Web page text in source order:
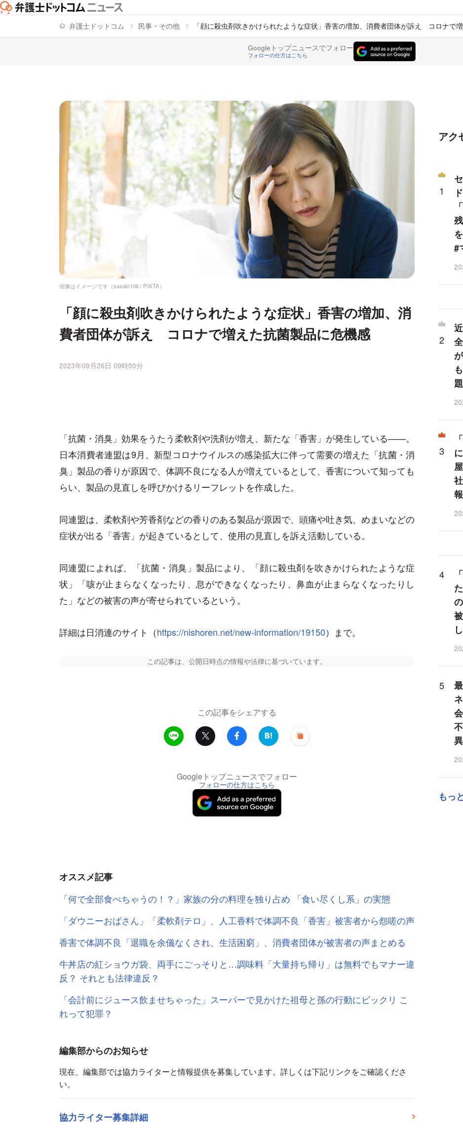
弁護士ドットコム 民事・その他 「顔に殺虫剤吹きかけられたような症状」香害の増加、消費者団体が訴え コロナで
Googleトップニュースでフォロー
フォローの仕方はこちら
画像はイメージです（sasaki106 / PIXTA）
「顔に殺虫剤吹きかけられたような症状」香害の増加、消
費者団体が訴え コロナで増えた抗菌製品に危機感
2023年09月26日 09時50分
「抗菌・消臭」効果をうたう柔軟剤や洗剤が増え、新たな「香害」が発生している——。
日本消費者連盟は9月、新型コロナウイルスの感染拡大に伴って需要の増えた「抗菌・消
臭」製品の香りが原因で、体調不良になる人が増えているとして、香害について知っても
らい、製品の見直しを呼びかけるリーフレットを作成した。
同連盟は、柔軟剤や芳香剤などの香りのある製品が原因で、頭痛や吐き気、めまいなどの
症状が出る「香害」が起きているとして、使用の見直しを訴え活動している。
同連盟によれば、「抗菌・消臭」製品により、「顔に殺虫剤を吹きかけられたような症
状」「咳が止まらなくなったり、息ができなくなったり、鼻血が止まらなくなったりし
た」などの被害の声が寄せられているという。
詳細は日消連のサイト（https://nishoren.net/new-information/19150）まで。
この記事は、公開日時点の情報や法律に基づいています。
この記事をシェアする
Googleトップニュースでフォロー
フォローの仕方はこちら
オススメ記事
「何で全部食べちゃうの！？」家族の分の料理を独り占め 「食い尽くし系」の実態
「ダウニーおばさん」「柔軟剤テロ」、人工香料で体調不良「香害」被害者から怨嗟の声
香害で体調不良「退職を余儀なくされ、生活困窮」、消費者団体が被害者の声まとめる
牛丼店の紅ショウガ袋、両手にごっそりと…調味料「大量持ち帰り」は無料でもマナー違
反？ それとも法律違反？
「会計前にジュース飲ませちゃった」スーパーで見かけた祖母と孫の行動にビックリ こ
れって犯罪？
編集部からのお知らせ
現在、編集部では協力ライターと情報提供を募集しています。詳しくは下記リンクをご確認くださ
い。
協力ライター募集詳細
アク
#
もっ